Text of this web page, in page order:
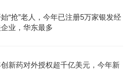
“抢”老人，今年已注册5万家银发经
业，华东最多
创新药对外授权超千亿美元，今年新